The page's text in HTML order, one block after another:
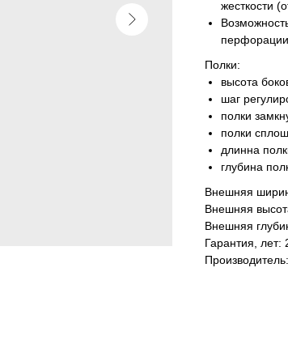
жесткости
Полки:
высота
шаг
полки
полки
длинна
глубина
Внешняя
Внешняя
Внешняя
Гарантия, лет: